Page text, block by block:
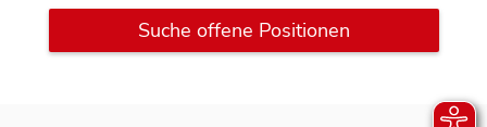
Suche offene Positionen